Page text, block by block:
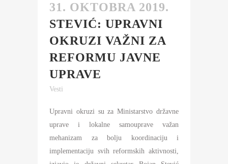
31. OKTOBRA 2019.
STEVIĆ: UPRAVNI
OKRUZI VAŽNI ZA
REFORMU JAVNE
UPRAVE
Vesti
Upravni okruzi su za Ministarstvo državne
uprave i lokalne samouprave važan
mehanizam za bolju koordinaciju i
implementaciju svih reformskih aktivnosti,